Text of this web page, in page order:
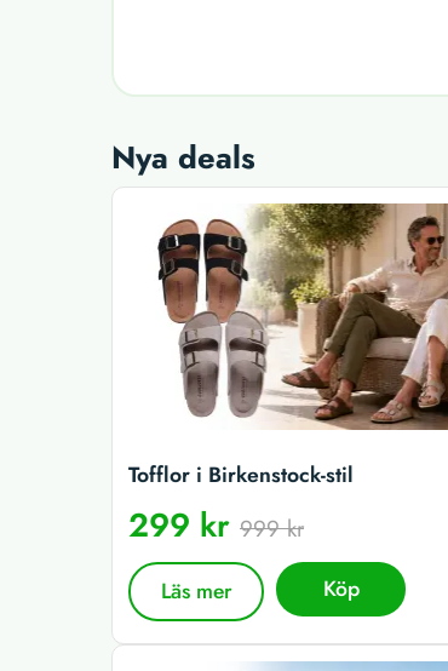
Nya deals
Tofflor i Birkenstock-stil
299 kr 999 kr
Läs mer Köp